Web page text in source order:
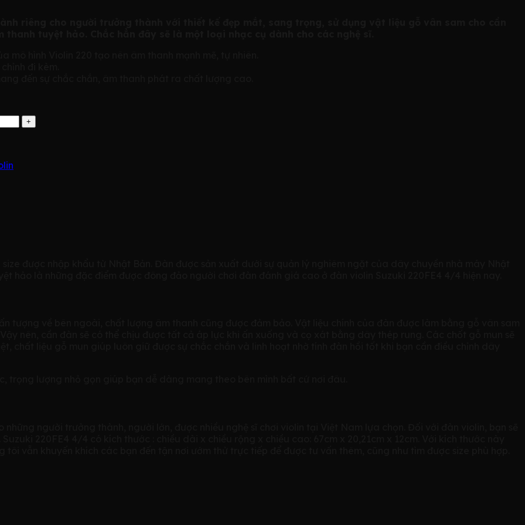
riêng cho người trưởng thành với thiết kế đẹp mắt, sang trọng, sử dụng vật liệu gỗ vân sam cho cần
tuyệt hảo. Chắc hẳn đây sẽ là một loại nhạc cụ dành cho các nghệ sĩ.
mô hình Violin 220 tạo nên âm thanh mạnh mẽ, tự nhiên.
đi kèm.
đến sự chắc chắn, âm thanh phát ra chất lượng cao.
hảo là những đặc điểm được đông đảo người chơi đàn đánh giá cao ở đàn violin Suzuki 220FE4 4/4 hiện nay.
tượng về bên ngoài, chất lượng âm thanh cũng được đảm bảo. Vật liệu chính của đàn được làm bằng gỗ vân sam
nên, cần đàn sẽ có thể chịu được tất cả áp lực khi ấn xuống và cọ xát bằng dây thép rung. Các chốt gỗ mun sẽ
chất liệu gỗ mun giúp luôn giữ được sự chắc chắn và linh hoạt nhờ tính đàn hồi tốt khi bạn cần điều chỉnh dây
trọng lượng nhỏ gọn giúp bạn dễ dàng mang theo bên mình bất cứ nơi đâu.
người trưởng thành, người lớn, được nhiều nghệ sĩ chơi violin tại Việt Nam lựa chọn. Đối với đàn violin, bạn sẽ
220FE4 4/4 có kích thước : chiều dài x chiều rộng x chiều cao: 67cm x 20,21cm x 12cm. Với kích thước này